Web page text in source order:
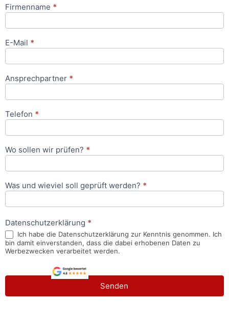
Anfrageformular
Firmenname *
E-Mail *
Ansprechpartner *
Telefon *
Wo sollen wir prüfen? *
Was und wieviel soll geprüft werden? *
Datenschutzerklärung *
Ich habe die Datenschutzerklärung zur Kenntnis genommen. Ich
bin damit einverstanden, dass die dabei erhobenen Daten zu
Werbezwecken verarbeitet werden.
Senden